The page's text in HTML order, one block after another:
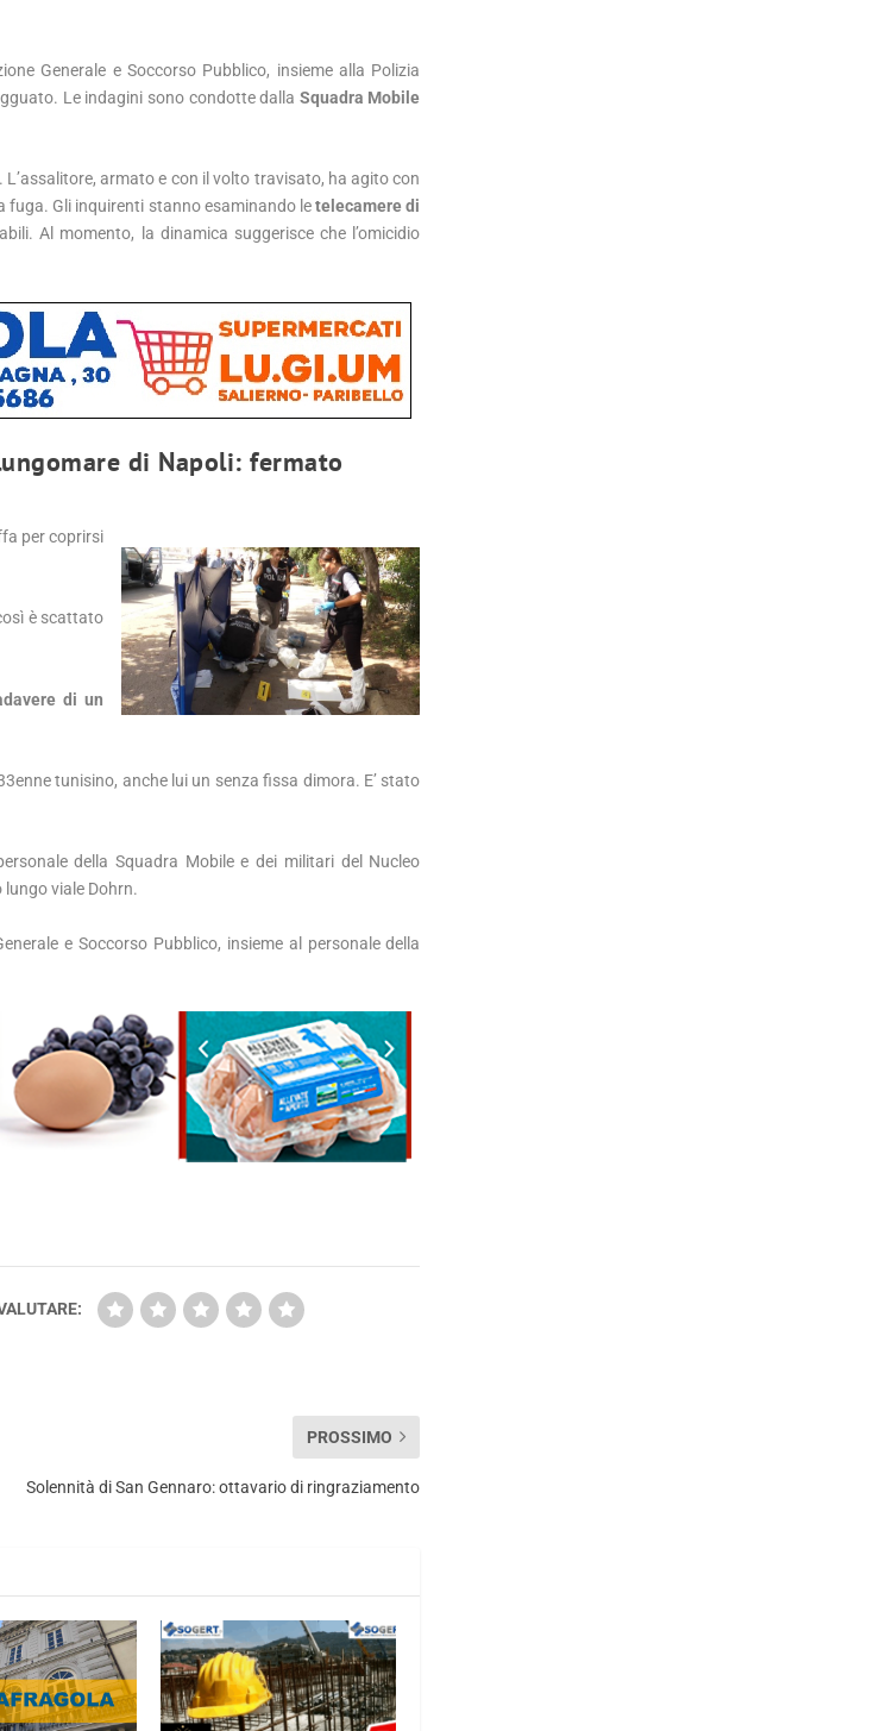
Generale e Soccorso Pubblico, insieme alla Polizia
Le indagini sono condotte dalla Squadra Mobile
. L’assalitore, armato e con il volto travisato, ha agito con
fuga. Gli inquirenti stanno esaminando letelecamere di
Al momento, la dinamica suggerisce che l’omicidio
di Napoli: fermato
per coprirsi
è scattato
di un
tunisino, anche lui un senza fissa dimora. E’ stato
della Squadra Mobile e dei militari del Nucleo
viale Dohrn.
e Soccorso Pubblico, insieme al personale della
PROSSIMO
Solennità di San Gennaro: ottavario di ringraziamento